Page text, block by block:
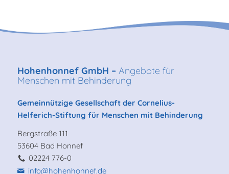
Hohenhonnef GmbH –Angebote für
Menschen mit Behinderung
Gemeinnützige Gesellschaft der Cornelius-
Helferich-Stiftung für Menschen mit Behinderung
Bergstraße 111
53604 Bad Honnef
02224 776-0
info@hohenhonnef.de